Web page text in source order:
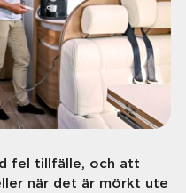
fel tillfälle, och att
när det är mörkt ute